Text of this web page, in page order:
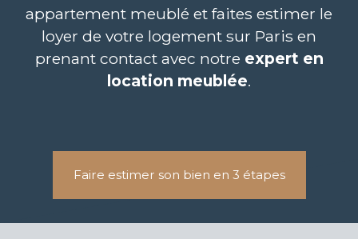
appartement meublé et faites estimer le
loyer de votre logement sur Paris en
prenant contact avec notre expert en
location meublée.
Faire estimer son bien en 3 étapes